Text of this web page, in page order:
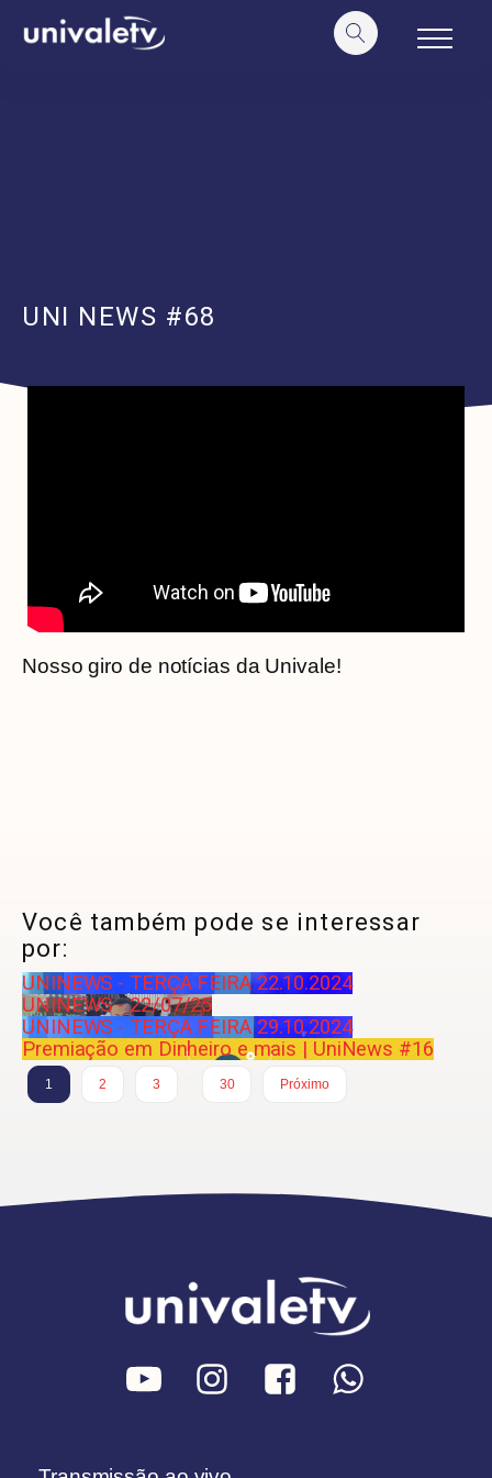
conteúdo
UNI NEWS #68
Nosso giro de notícias da Univale!
Você também pode se interessar
por:
UNINEWS - TERÇA FEIRA 22.10.2024
UNINEWS - 22/07/25
UNINEWS - TERÇA FEIRA 29.10.2024
Premiação em Dinheiro e mais | UniNews #16
1 2 3
30
Próximo